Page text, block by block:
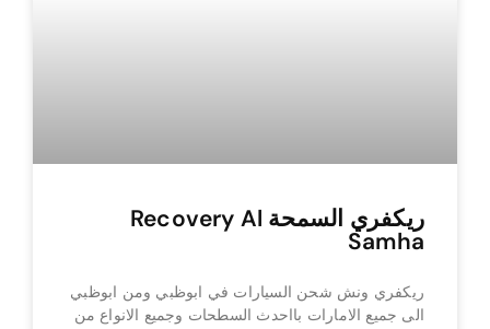
ريكفري السمحة Recovery Al
Samha
ريكفري ونش شحن السيارات في ابوظبي ومن ابوظبي
الى جميع الامارات بااحدث السطحات وجميع الانواع من